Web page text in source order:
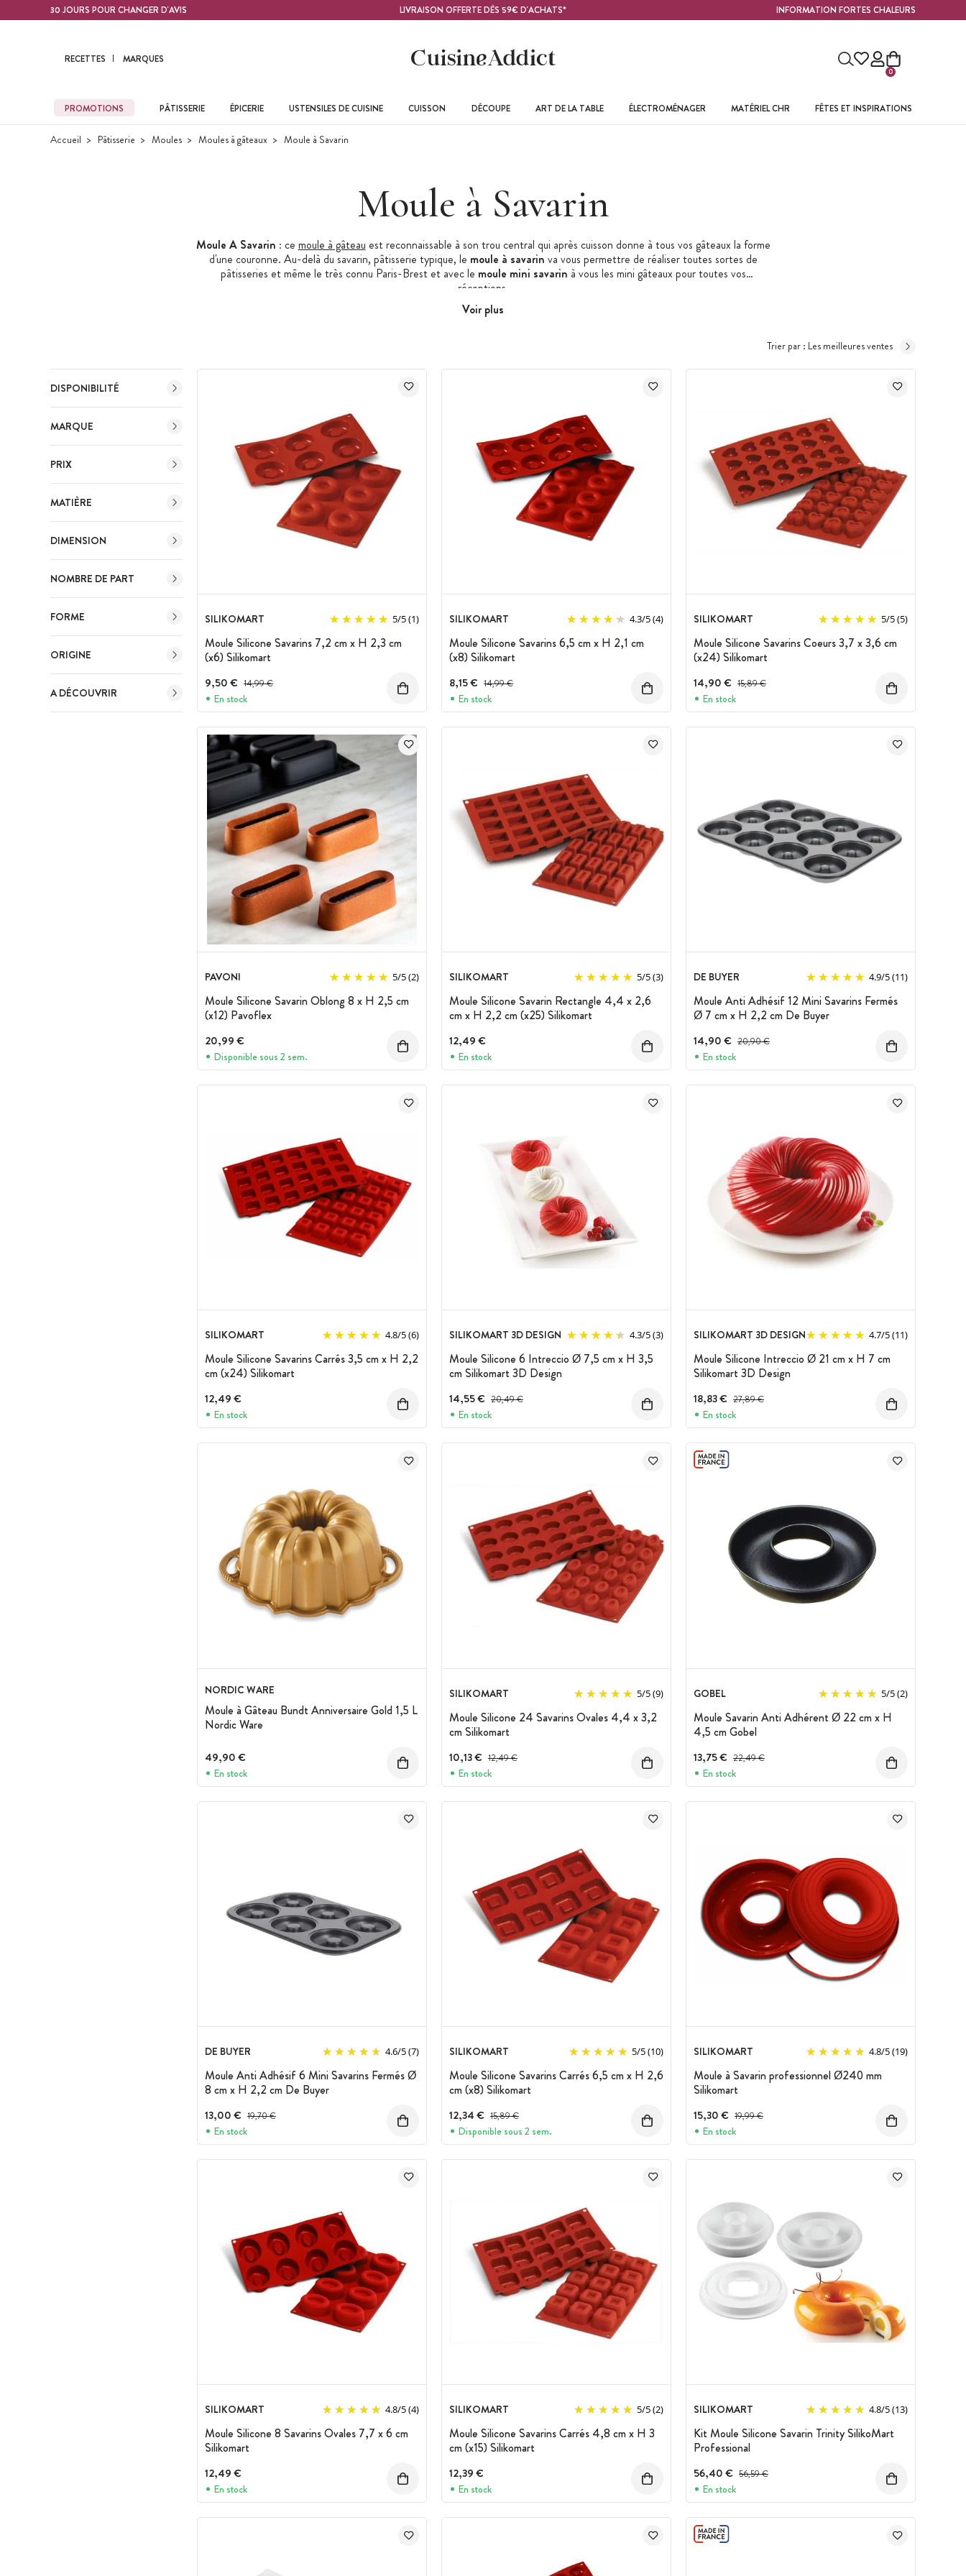
Contenu principal30 JOURS POUR CHANGER D'AVIS LIVRAISON OFFERTE DÈS 59€ D'ACHATS* INFORMATION FORTES CHALEURS
RECETTES MARQUES
0
PROMOTIONS PÂTISSERIE ÉPICERIE USTENSILES DE CUISINE CUISSON DÉCOUPE ART DE LA TABLE ÉLECTROMÉNAGER MATÉRIEL CHR FÊTES ET INSPIRATIONS
Accueil Pâtisserie Moules Moules à gâteaux Moule à Savarin
Moule à Savarin
Moule A Savarin : ce moule à gâteau est reconnaissable à son trou central qui après cuisson donne à tous vos gâteaux la forme
d'une couronne. Au-delà du savarin, pâtisserie typique, le moule à savarin va vous permettre de réaliser toutes sortes de
pâtisseries et même le très connu Paris-Brest et avec le moule mini savarin à vous les mini gâteaux pour toutes vos
réceptions.
Voir plus
Trier par : Les meilleures ventes
DISPONIBILITÉ
MARQUE
PRIX
MATIÈRE
DIMENSION
NOMBRE DE PART
FORME
ORIGINE
A DÉCOUVRIR
SILIKOMART 5/5(1)
Moule Silicone Savarins 7,2 cm x H 2,3 cm
(x6) Silikomart
9,50 € Prix avant réduction :
14,99 €
En stock
SILIKOMART 4.3/5(4)
Moule Silicone Savarins 6,5 cm x H 2,1 cm
(x8) Silikomart
8,15 € Prix avant réduction :
14,99 €
En stock
SILIKOMART 5/5(5)
Moule Silicone Savarins Coeurs 3,7 x 3,6 cm
(x24) Silikomart
14,90 € Prix avant réduction :
15,89 €
En stock
PAVONI 5/5(2)
Moule Silicone Savarin Oblong 8 x H 2,5 cm
(x12) Pavoflex
20,99 €
Disponible sous 2 sem.
SILIKOMART 5/5(3)
Moule Silicone Savarin Rectangle 4,4 x 2,6
cm x H 2,2 cm (x25) Silikomart
12,49 €
En stock
DE BUYER 4.9/5(11)
Moule Anti Adhésif 12 Mini Savarins Fermés
Ø 7 cm x H 2,2 cm De Buyer
14,90 € Prix avant réduction :
20,90 €
En stock
SILIKOMART 4.8/5(6)
Moule Silicone Savarins Carrés 3,5 cm x H 2,2
cm (x24) Silikomart
12,49 €
En stock
SILIKOMART 3D DESIGN 4.3/5(3)
Moule Silicone 6 Intreccio Ø 7,5 cm x H 3,5
cm Silikomart 3D Design
14,55 € Prix avant réduction :
20,49 €
En stock
SILIKOMART 3D DESIGN 4.7/5(11)
Moule Silicone Intreccio Ø 21 cm x H 7 cm
Silikomart 3D Design
18,83 € Prix avant réduction :
27,89 €
En stock
NORDIC WARE
Moule à Gâteau Bundt Anniversaire Gold 1,5 L
Nordic Ware
49,90 €
En stock
SILIKOMART 5/5(9)
Moule Silicone 24 Savarins Ovales 4,4 x 3,2
cm Silikomart
10,13 € Prix avant réduction :
12,49 €
En stock
GOBEL 5/5(2)
Moule Savarin Anti Adhérent Ø 22 cm x H
4,5 cm Gobel
13,75 € Prix avant réduction :
22,49 €
En stock
DE BUYER 4.6/5(7)
Moule Anti Adhésif 6 Mini Savarins Fermés Ø
8 cm x H 2,2 cm De Buyer
13,00 € Prix avant réduction :
19,70 €
En stock
SILIKOMART 5/5(10)
Moule Silicone Savarins Carrés 6,5 cm x H 2,6
cm (x8) Silikomart
12,34 € Prix avant réduction :
15,89 €
Disponible sous 2 sem.
SILIKOMART 4.8/5(19)
Moule à Savarin professionnel Ø240 mm
Silikomart
15,30 € Prix avant réduction :
19,99 €
En stock
SILIKOMART 4.8/5(4)
Moule Silicone 8 Savarins Ovales 7,7 x 6 cm
Silikomart
12,49 €
En stock
SILIKOMART 5/5(2)
Moule Silicone Savarins Carrés 4,8 cm x H 3
cm (x15) Silikomart
12,39 €
En stock
SILIKOMART 4.8/5(13)
Kit Moule Silicone Savarin Trinity SilikoMart
Professional
56,40 € Prix avant réduction :
56,59 €
En stock